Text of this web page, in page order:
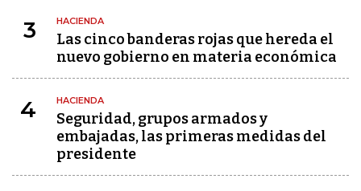
3 HACIENDA
Las cinco banderas rojas que hereda el
nuevo gobierno en materia económica
4 HACIENDA
Seguridad, grupos armados y
embajadas, las primeras medidas del
presidente